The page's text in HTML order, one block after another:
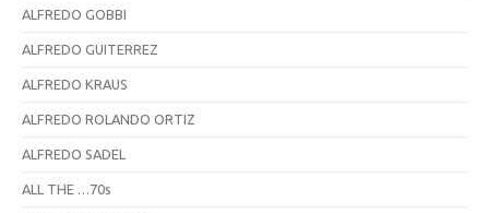
ALFREDO GOBBI
ALFREDO GUITERREZ
ALFREDO KRAUS
ALFREDO ROLANDO ORTIZ
ALFREDO SADEL
ALL THE …70s